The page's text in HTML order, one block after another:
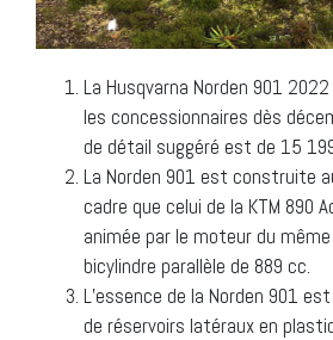
La Husqvarna Norden 901
les concessionnaires dès
de détail suggéré est de 15
La Norden 901 est construite
cadre que celui de la KTM 890
animée par le moteur du
bicylindre parallèle de 889 cc.
L’essence de la Norden 901
de réservoirs latéraux en